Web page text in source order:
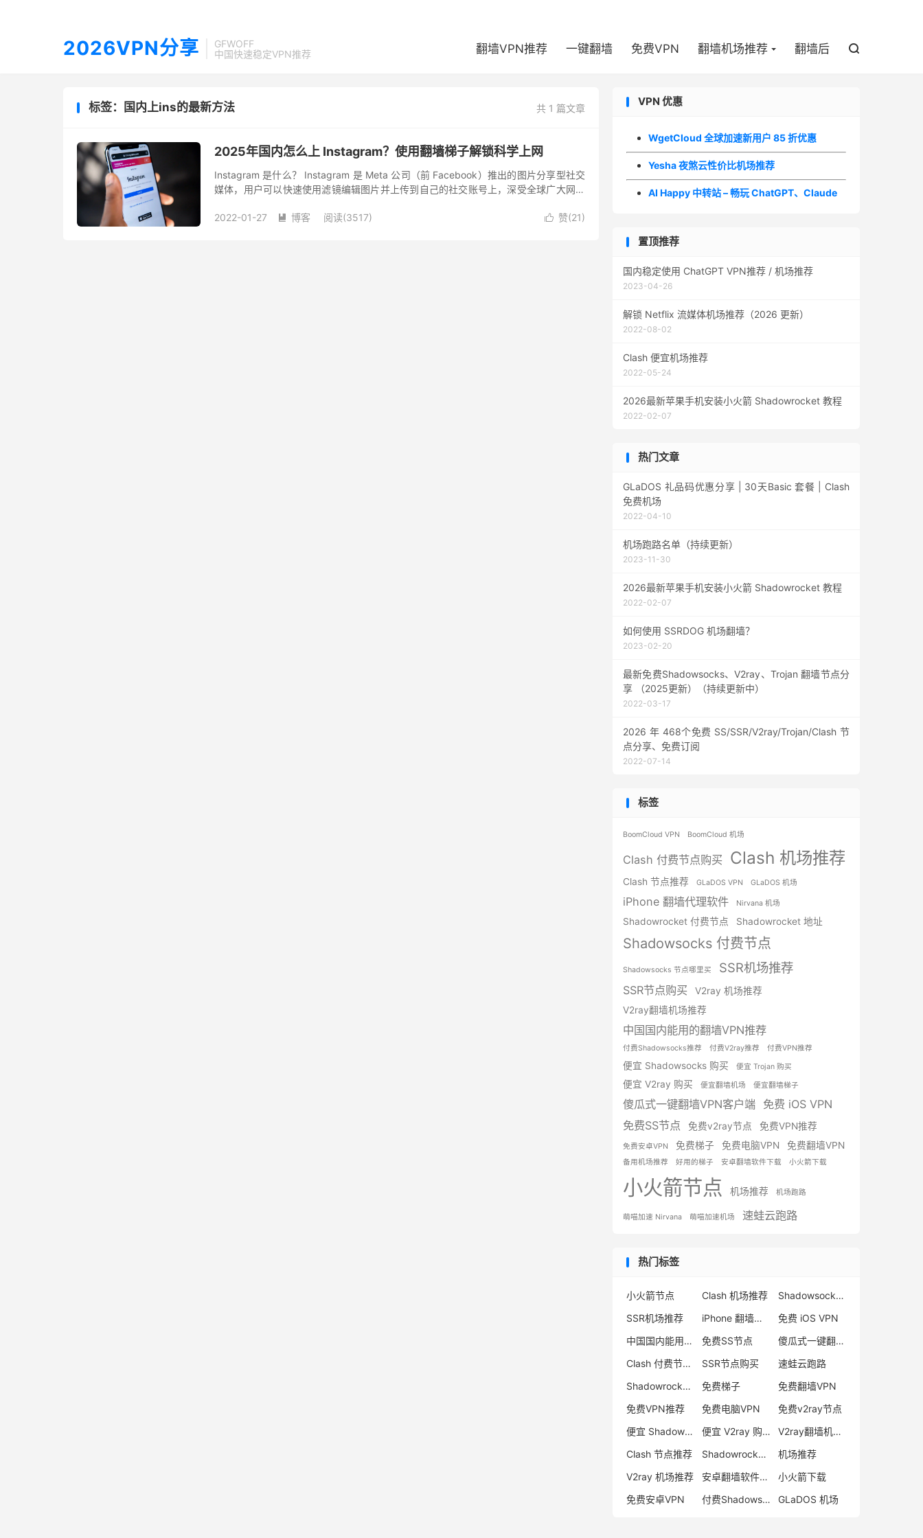
2026VPN分享
GFWOFF
中国快速稳定VPN推荐
翻墙VPN推荐 一键翻墙 免费VPN 翻墙机场推荐 翻墙后 
共 1 篇文章
标签：国内上ins的最新方法
2025年国内怎么上 Instagram？使用翻墙梯子解锁科学上网
Instagram 是什么？ Instagram 是 Meta 公司（前 Facebook）推出的图片分享型社交
媒体，用户可以快速使用滤镜编辑图片并上传到自己的社交账号上，深受全球广大网友
 赞(21)
2022-01-27  博客 阅读(3517)
VPN 优惠
WgetCloud 全球加速新用户 85 折优惠
Yesha 夜煞云性价比机场推荐
AI Happy 中转站 – 畅玩 ChatGPT、Claude
置顶推荐
国内稳定使用 ChatGPT VPN推荐 / 机场推荐
2023-04-26
解锁 Netflix 流媒体机场推荐（2026 更新）
2022-08-02
Clash 便宜机场推荐
2022-05-24
2026最新苹果手机安装小火箭 Shadowrocket 教程
2022-02-07
热门文章
GLaDOS 礼品码优惠分享 | 30天Basic 套餐 | Clash
免费机场
2022-04-10
机场跑路名单（持续更新）
2023-11-30
2026最新苹果手机安装小火箭 Shadowrocket 教程
2022-02-07
如何使用 SSRDOG 机场翻墙？
2023-02-20
最新免费Shadowsocks、V2ray、Trojan 翻墙节点分
享 （2025更新）（持续更新中）
2022-03-17
2026 年 468个免费 SS/SSR/V2ray/Trojan/Clash 节
点分享、免费订阅
2022-07-14
标签
BoomCloud VPN BoomCloud 机场
Clash 付费节点购买 Clash 机场推荐
Clash 节点推荐 GLaDOS VPN GLaDOS 机场
iPhone 翻墙代理软件 Nirvana 机场
Shadowrocket 付费节点 Shadowrocket 地址
Shadowsocks 付费节点
Shadowsocks 节点哪里买 SSR机场推荐
SSR节点购买
V2ray 机场推荐
V2ray翻墙机场推荐
中国国内能用的翻墙VPN推荐
付费Shadowsocks推荐 付费V2ray推荐 付费VPN推荐
便宜 Shadowsocks 购买 便宜 Trojan 购买
便宜 V2ray 购买 便宜翻墙机场 便宜翻墙梯子
傻瓜式一键翻墙VPN客户端 免费 iOS VPN
免费SS节点
免费v2ray节点 免费VPN推荐
免费安卓VPN 免费梯子 免费电脑VPN 免费翻墙VPN
备用机场推荐 好用的梯子 安卓翻墙软件下载 小火箭下载
小火箭节点 机场推荐 机场跑路
萌喵加速 Nirvana 萌喵加速机场 速蛙云跑路
热门标签
小火箭节点 Clash 机场推荐
Shadowsocks 付费节点
SSR机场推荐
iPhone 翻墙代理软件
免费 iOS VPN
中国国内能用的翻墙VPN推荐
免费SS节点
傻瓜式一键翻墙VPN客户端
Clash 付费节点购买
SSR节点购买
速蛙云跑路
Shadowrocket 地址
免费梯子
免费翻墙VPN
免费VPN推荐
免费电脑VPN
免费v2ray节点
便宜 Shadowsocks 购买
便宜 V2ray 购买
V2ray翻墙机场推荐
Clash 节点推荐
Shadowrocket 付费节点
机场推荐
V2ray 机场推荐
安卓翻墙软件下载
小火箭下载
免费安卓VPN
付费Shadowsocks推荐 GLaDOS 机场